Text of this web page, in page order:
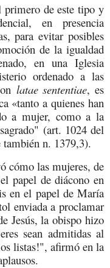
primero de este tipo y
en presencia
para evitar posibles
de la igualdad
en una Iglesia
ordenado a las
latae sententiae, es
«tanto a quienes han
a mujer, como a la
(art. 1024 del
también n. 1379,3).
cómo las mujeres, de
papel de diácono en
en el papel de María
enviada a proclamar
Jesús, la obispo hizo
sean admitidas al
listas!", afirmó en la